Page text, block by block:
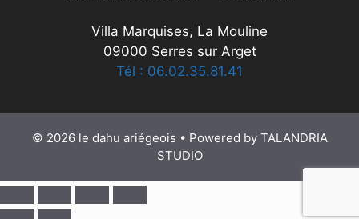
Villa Marquises, La Mouline
09000 Serres sur Arget
Tél : 06.02.35.81.41
© 2026 le dahu ariégeois • Powered by TALANDRIA
STUDIO